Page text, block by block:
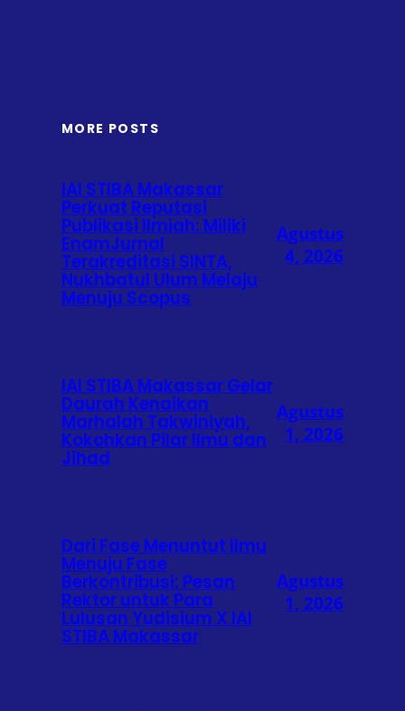
MORE POSTS
IAI STIBA Makassar
Perkuat Reputasi
Publikasi Ilmiah: Miliki
EnamJurnal
Terakreditasi SINTA,
Nukhbatul Ulum Melaju
Menuju Scopus
Agustus
4, 2026
IAI STIBA Makassar Gelar
Daurah Kenaikan
Marhalah Takwiniyah,
Kokohkan Pilar Ilmu dan
Jihad
Agustus
1, 2026
Dari Fase Menuntut Ilmu
Menuju Fase
Berkontribusi: Pesan
Rektor untuk Para
Lulusan Yudisium X IAI
STIBA Makassar
Agustus
1, 2026